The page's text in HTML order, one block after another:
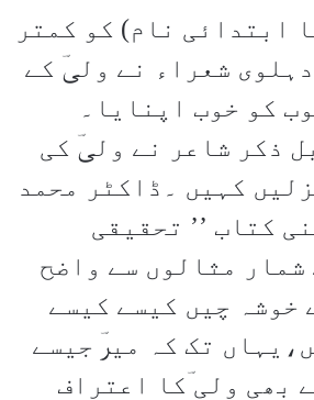
ابتدائی نام) کو کمتر
شعراء نے ولیؔ کے
کو خوب اپنایا۔
ذکر شاعر نے ولیؔ کی
کہیں ۔ڈاکٹر محمد
کتاب ’’ تحقیقی
شمار مثالوں سے واضح
خوشہ چیں کیسے کیسے
تک کہ میرؔ جیسے
بھی ولی ؔکا اعتراف